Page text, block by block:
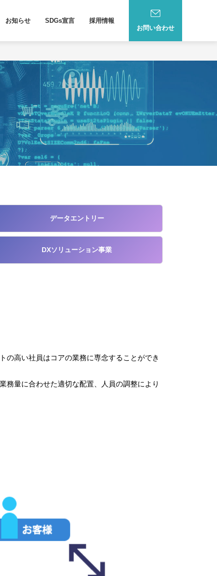
お知らせ SDGs宣言
採用情報
お問い合わせ
データエントリー
DXソリューション事業
の高い社員はコアの業務に専念することができ
務量に合わせた適切な配置、人員の調整により